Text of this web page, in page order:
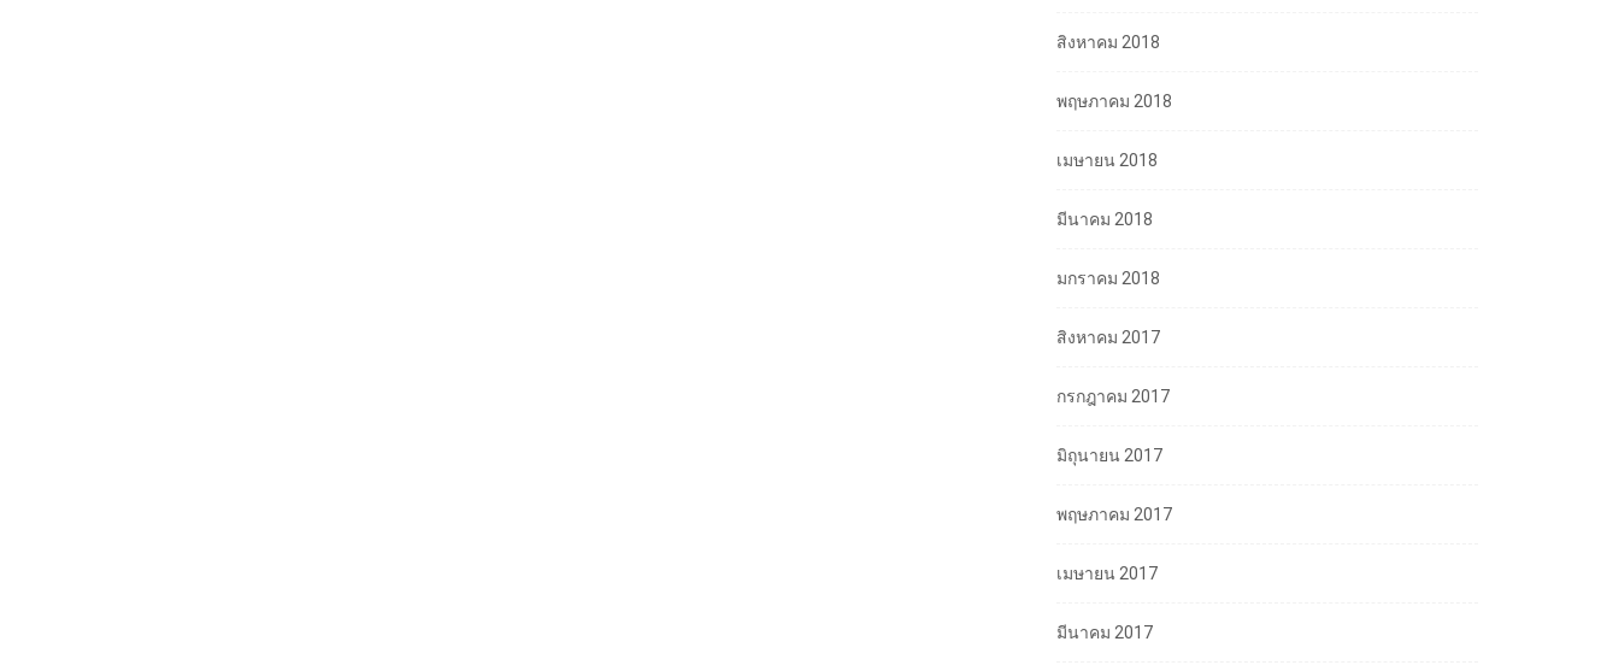
สิงหาคม 2018
พฤษภาคม 2018
เมษายน 2018
มีนาคม 2018
มกราคม 2018
สิงหาคม 2017
กรกฎาคม 2017
มิถุนายน 2017
พฤษภาคม 2017
เมษายน 2017
มีนาคม 2017